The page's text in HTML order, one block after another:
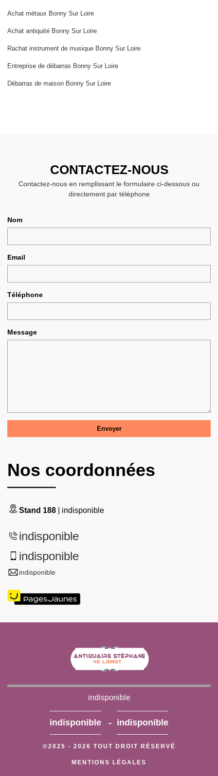
Achat métaux Bonny Sur Loire
Achat antiquité Bonny Sur Loire
Rachat instrument de musique Bonny Sur Loire
Entreprise de débarras Bonny Sur Loire
Débarras de maison Bonny Sur Loire
CONTACTEZ-NOUS
Contactez-nous en remplissant le formulaire ci-dessous ou
directement par téléphone
Nom
Email
Téléphone
Message
Nos coordonnées
Stand 188 | indisponible
indisponible
indisponible
indisponible
indisponible
indisponible - indisponible
©2025 - 2026 TOUT DROIT RÉSERVÉ
MENTIONS LÉGALES